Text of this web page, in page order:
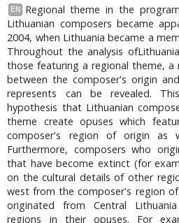
EN
Regional theme in the
Lithuanian composers became
2004, when Lithuania became a
Throughout the analysis
those featuring a regional theme,
between the composer's origin
represents can be revealed.
hypothesis that Lithuanian
theme create opuses which
composer's region of origin as
Furthermore, composers who
that have become extinct (for
on the cultural details of other
west from the composer's region
originated from Central
regions in their opuses. For